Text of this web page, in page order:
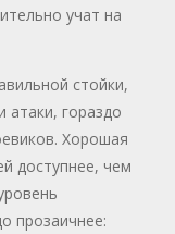
учат на
стойки,
атаки, гораздо
Хорошая
доступнее, чем
прозаичнее: